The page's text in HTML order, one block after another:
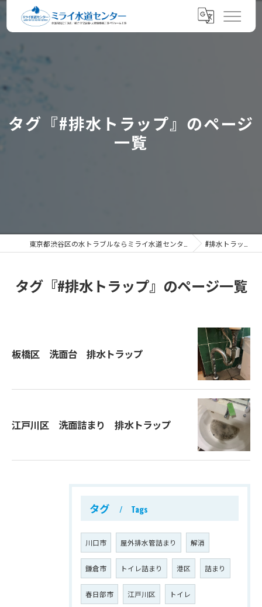
タグ『#排水トラップ』のページ
一覧
#排水トラップ
タグ『#排水トラップ』のページ一覧
板橋区 洗面台 排水トラップ
江戸川区 洗面詰まり 排水トラップ
タグ Tags
川口市 屋外排水管詰まり 解消
鎌倉市 トイレ詰まり 港区 詰まり
春日部市 江戸川区 トイレ